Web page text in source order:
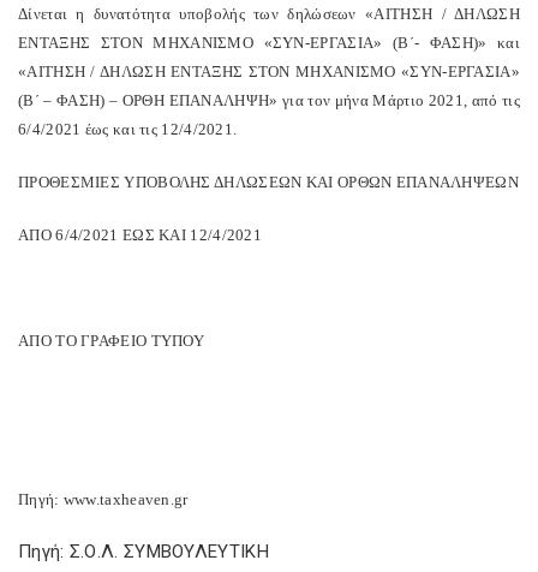
Δίνεται η δυνατότητα υποβολής των δηλώσεων «ΑΙΤΗΣΗ / ΔΗΛΩΣΗ
ΕΝΤΑΞΗΣ ΣΤΟΝ ΜΗΧΑΝΙΣΜΟ «ΣΥΝ-ΕΡΓΑΣΙΑ» (Β΄- ΦΑΣΗ)» και
«ΑΙΤΗΣΗ / ΔΗΛΩΣΗ ΕΝΤΑΞΗΣ ΣΤΟΝ ΜΗΧΑΝΙΣΜΟ «ΣΥΝ-ΕΡΓΑΣΙΑ»
(Β΄ – ΦΑΣΗ) – ΟΡΘΗ ΕΠΑΝΑΛΗΨΗ» για τον μήνα Μάρτιο 2021, από τις
6/4/2021 έως και τις 12/4/2021.
ΠΡΟΘΕΣΜΙΕΣ ΥΠΟΒΟΛΗΣ ΔΗΛΩΣΕΩΝ ΚΑΙ ΟΡΘΩΝ ΕΠΑΝΑΛΗΨΕΩΝ
ΑΠΟ 6/4/2021 ΕΩΣ ΚΑΙ 12/4/2021
ΑΠΟ ΤΟ ΓΡΑΦΕΙΟ ΤΥΠΟΥ
Πηγή: www.taxheaven.gr
Πηγή: Σ.Ο.Λ. ΣΥΜΒΟΥΛΕΥΤΙΚΗ